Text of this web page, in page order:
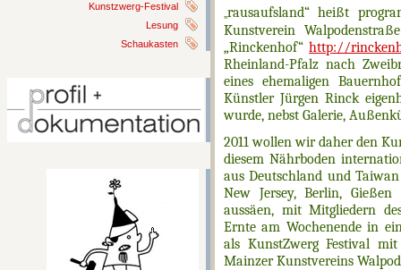
Kunstzwerg-Festival
Lesung
Schaukasten
„rausaufsland“ heißt
Kunstverein
„Rinckenhof“http://
Rheinland-Pfalz nach
eines ehemaligen
Künstler Jürgen Rinck
wurde, nebst Galerie,
2011 wollen wir daher den
diesem Nährboden
aus Deutschland und
New Jersey, Berlin,
aussäen, mit Mitgliedern
Ernte am Wochenende in
als KunstZwerg Festival
Mainzer Kunstvereins